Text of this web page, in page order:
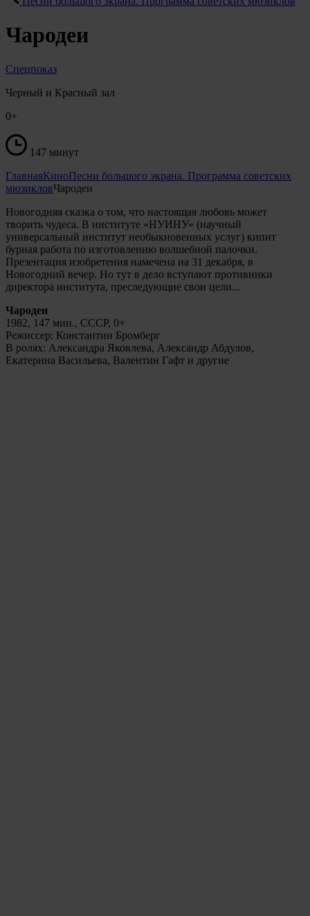
Чародеи
Спецпоказ
Черный и Красный зал
0+
147 минут
ГлавнаяКиноПесни большого экрана. Программа советских
мюзикловЧародеи
Новогодняя сказка о том, что настоящая любовь может
творить чудеса. В институте «НУИНУ» (научный
универсальный институт необыкновенных услуг) кипит
бурная работа по изготовлению волшебной палочки.
Презентация изобретения намечена на 31 декабря, в
Новогодний вечер. Но тут в дело вступают противники
директора института, преследующие свои цели...
Чародеи
1982, 147 мин., СССР, 0+
Режиссер: Константин Бромберг
В ролях: Александра Яковлева, Александр Абдулов,
Екатерина Васильева, Валентин Гафт и другие